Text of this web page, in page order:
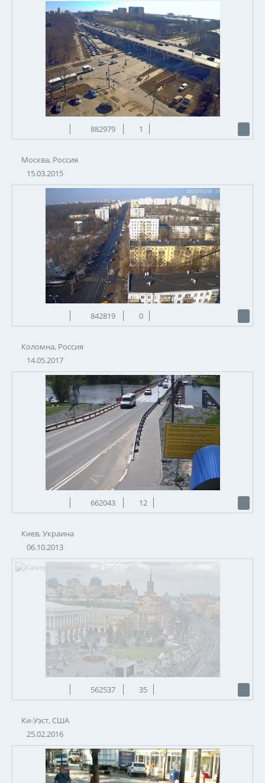
882979 1
Москва, Россия
15.03.2015
842819 0
Коломна, Россия
14.05.2017
662043 12
Киев, Украина
06.10.2013
562537 35
Ки-Уэст, США
25.02.2016